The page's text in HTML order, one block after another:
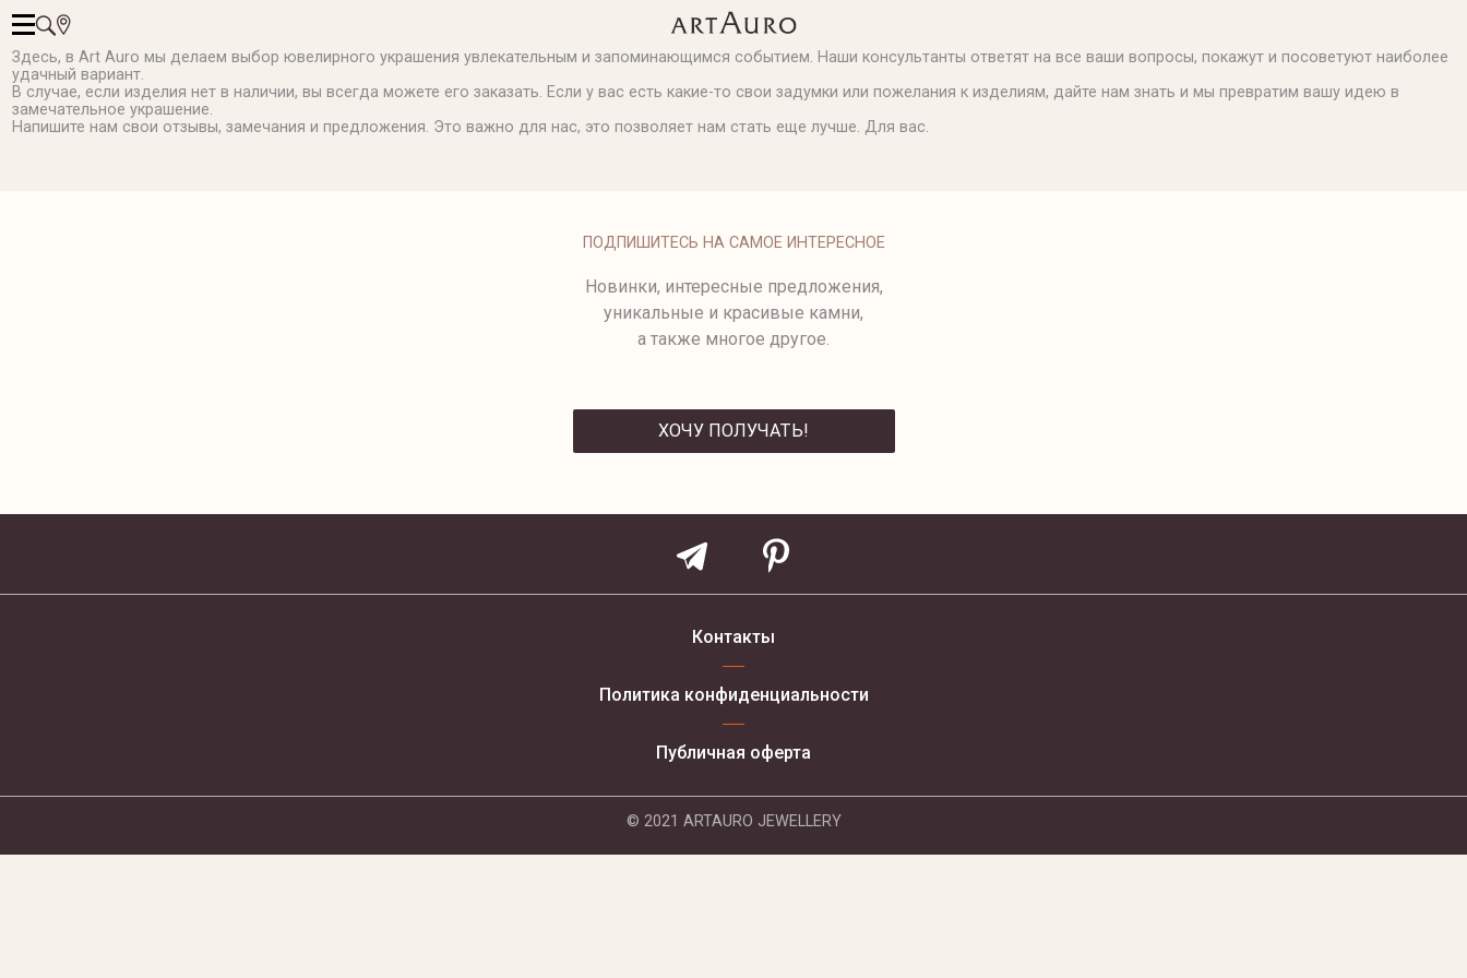
Здесь, в Art Auro мы делаем выбор ювелирного украшения увлекательным и запоминающимся событием. Наши консультанты ответят на все ваши вопросы, покажут и посоветуют наиболее
удачный вариант.
В случае, если изделия нет в наличии, вы всегда можете его заказать. Если у вас есть какие-то свои задумки или пожелания к изделиям, дайте нам знать и мы превратим вашу идею в
замечательное украшение.
Напишите нам свои отзывы, замечания и предложения. Это важно для нас, это позволяет нам стать еще лучше. Для вас.
ПОДПИШИТЕСЬ НА САМОЕ ИНТЕРЕСНОЕ
Новинки, интересные предложения,
уникальные и красивые камни,
а также многое другое.
ХОЧУ ПОЛУЧАТЬ!
ОТПРАВИТЬ
Контакты
Политика конфиденциальности
Публичная оферта
© 2021 ARTAURO JEWELLERY